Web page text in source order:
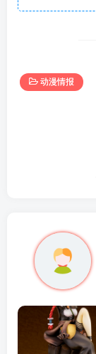
动漫情报